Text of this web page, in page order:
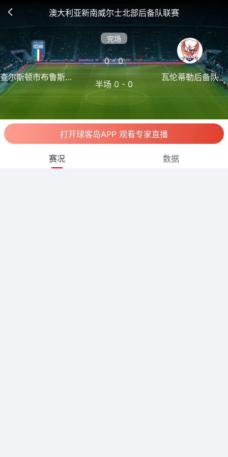
澳大利亚新南威尔士北部后备队联赛
查尔斯顿市布鲁斯后
备队
完场
0 - 0
半场 0 - 0
瓦伦蒂勒后备队
打开球客岛APP 观看专家直播
赛况 数据